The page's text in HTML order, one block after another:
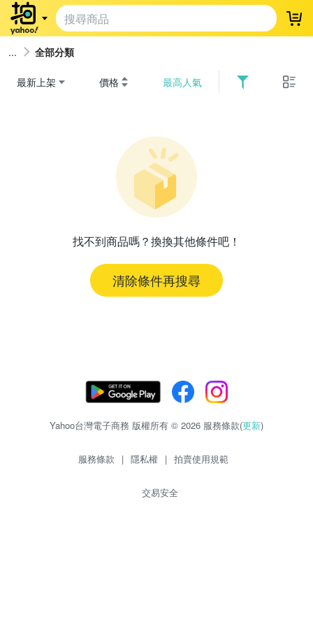
登
全部分類
最新上架 價格 最高人氣
找不到商品嗎？換換其他條件吧！
清除條件再搜尋
Yahoo台灣電子商務 版權所有 © 2026 服務條款(更新)
服務條款 | 隱私權 | 拍賣使用規範
交易安全